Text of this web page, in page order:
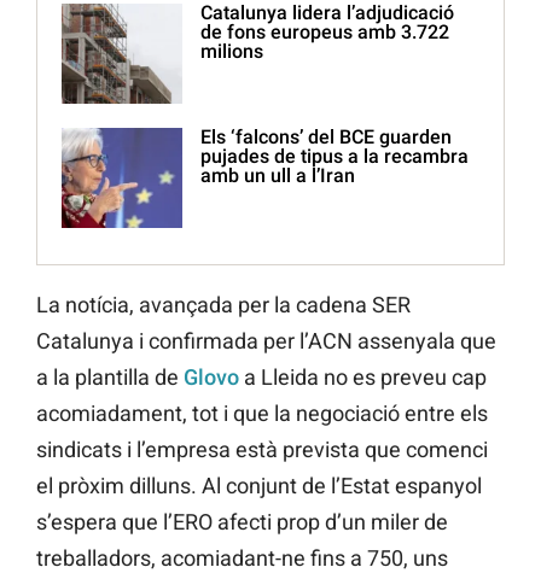
Catalunya lidera l’adjudicació
de fons europeus amb 3.722
milions
Els ‘falcons’ del BCE guarden
pujades de tipus a la recambra
amb un ull a l’Iran
La notícia, avançada per la cadena SER
Catalunya i confirmada per l’ACN assenyala que
a la plantilla de Glovo a Lleida no es preveu cap
acomiadament, tot i que la negociació entre els
sindicats i l’empresa està prevista que comenci
el pròxim dilluns. Al conjunt de l’Estat espanyol
s’espera que l’ERO afecti prop d’un miler de
treballadors, acomiadant-ne fins a 750, uns